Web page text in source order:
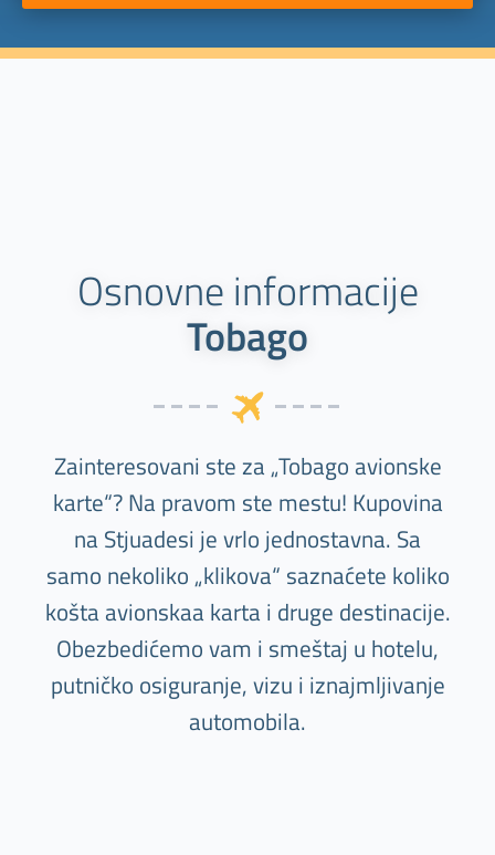
Osnovne informacije
Tobago
Zainteresovani ste za „Tobago avionske
karte“? Na pravom ste mestu! Kupovina
na Stjuadesi je vrlo jednostavna. Sa
samo nekoliko „klikova“ saznaćete koliko
košta avionskaa karta i druge destinacije.
Obezbedićemo vam i smeštaj u hotelu,
putničko osiguranje, vizu i iznajmljivanje
automobila.